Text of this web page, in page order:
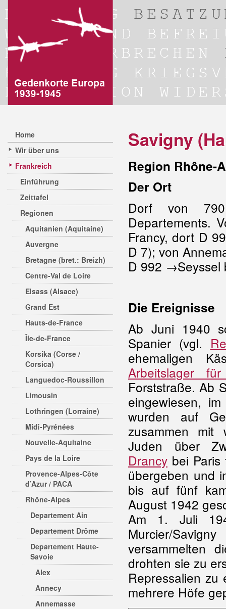
Home
Wir über uns
Frankreich
Einführung
Zeittafel
Regionen
Aquitanien (Aquitaine)
Auvergne
Bretagne (bret.: Breizh)
Centre-Val de Loire
Elsass (Alsace)
Grand Est
Hauts-de-France
Île-de-France
Korsika (Corse /
Corsica)
Languedoc-Roussillon
Limousin
Lothringen (Lorraine)
Midi-Pyrénées
Nouvelle-Aquitaine
Pays de la Loire
Provence-Alpes-Côte
d’Azur / PACA
Rhône-Alpes
Departement Ain
Departement Drôme
Departement Haute-
Savoie
Alex
Annecy
Annemasse
Savigny
Region Rhône-
Der Ort
Dorf von 790
Departements.
Francy, dort D
D 7); von
D 992 →Seyssel
Die Ereignisse
Ab Juni 1940
Spanier (vgl.
ehemaligen
Arbeitslager
Forststraße. Ab
eingewiesen,
wurden auf
zusammen mit
Juden über
Drancy bei
übergeben und
bis auf fünf
August 1942
Am 1. Juli
Murcier/
versammelten
drohten sie zu
Repressalien
mehrere Höfe